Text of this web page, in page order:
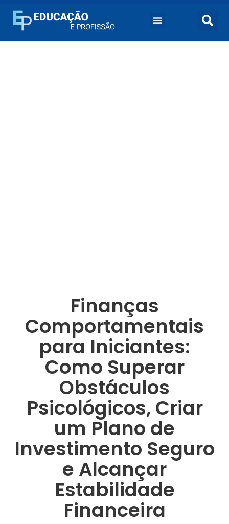
Finanças
Comportamentais
para Iniciantes:
Como Superar
Obstáculos
Psicológicos, Criar
um Plano de
Investimento Seguro
e Alcançar
Estabilidade
Financeira